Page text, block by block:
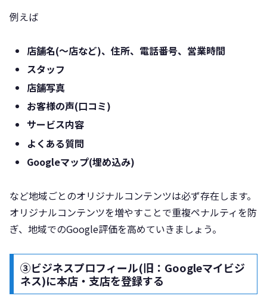
例えば
店舗名(～店など)、住所、電話番号、営業時間
スタッフ
店舗写真
お客様の声(口コミ)
サービス内容
よくある質問
Googleマップ(埋め込み)
など地域ごとのオリジナルコンテンツは必ず存在します。
オリジナルコンテンツを増やすことで重複ペナルティを防
ぎ、地域でのGoogle評価を高めていきましょう。
③ビジネスプロフィール(旧：Googleマイビジ
ネス)に本店・支店を登録する